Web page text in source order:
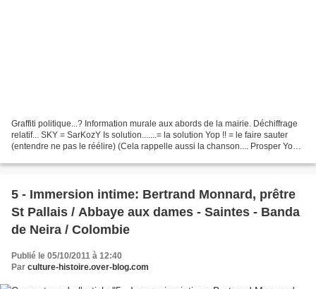
Graffiti politique...? Information murale aux abords de la mairie. Déchiffrage
relatif... SKY = SarKozY Is solution.......= la solution Yop !! = le faire sauter
(entendre ne pas le réélire) (Cela rappelle aussi la chanson.... Prosper Youp
5 - Immersion intime: Bertrand Monnard, prêtre
St Pallais / Abbaye aux dames - Saintes - Banda
de Neira / Colombie
Publié le 05/10/2011 à 12:40
Par culture-histoire.over-blog.com